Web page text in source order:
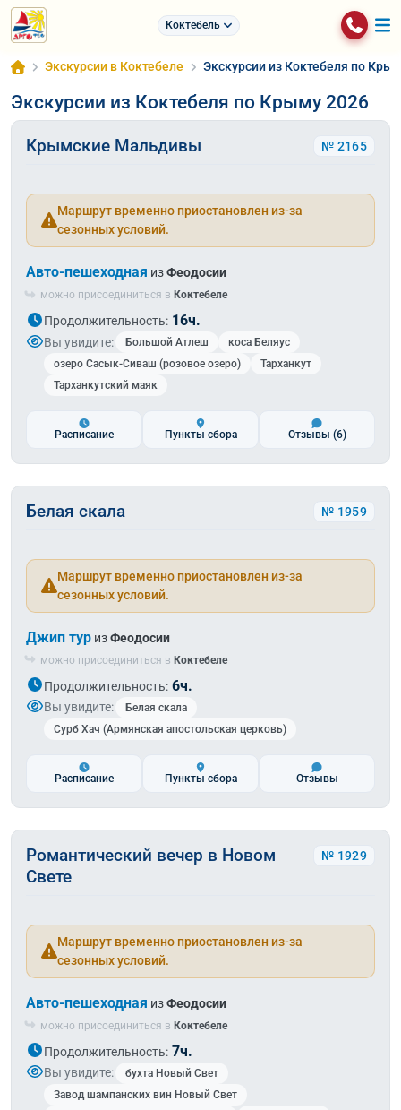
Коктебель
Экскурсии в Коктебеле Экскурсии из Коктебеля по
Экскурсии из Коктебеля по Крыму 2026
Крымские Мальдивы № 2165
Маршрут временно приостановлен из-за
сезонных условий.
Авто-пешеходная изФеодосии
можно присоединиться в Коктебеле
Продолжительность: 16ч.
Вы увидите: Большой Атлеш
коса Беляус
озеро Сасык-Сиваш (розовое озеро)
Тарханкут
Тарханкутский маяк
Расписание Пункты сбора Отзывы (6)
Белая скала № 1959
Маршрут временно приостановлен из-за
сезонных условий.
Джип тур изФеодосии
можно присоединиться в Коктебеле
Продолжительность: 6ч.
Вы увидите:
Белая скала
Сурб Хач (Армянская апостольская церковь)
Расписание Пункты сбора Отзывы
Романтический вечер в Новом
Свете
№ 1929
Маршрут временно приостановлен из-за
сезонных условий.
Авто-пешеходная изФеодосии
можно присоединиться в Коктебеле
Продолжительность: 7ч.
Вы увидите:
бухта Новый Свет
Завод шампанских вин Новый Свет